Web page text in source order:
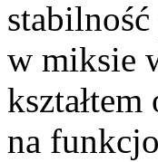
w miksie
na